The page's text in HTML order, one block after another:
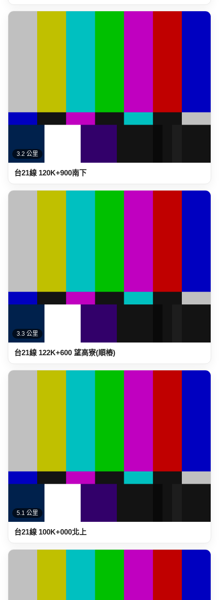
3.2 公里
台21線 120K+900南下
3.3 公里
台21線 122K+600 望高寮(順樁)
5.1 公里
台21線 100K+000北上